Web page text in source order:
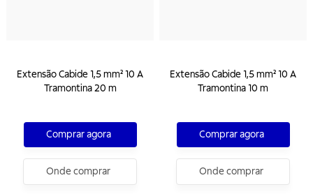
Extensão Cabide 1,5 mm² 10 A
Tramontina 20 m
Comprar agora
Onde comprar
Extensão Cabide 1,5 mm² 10 A
Tramontina 10 m
Comprar agora
Onde comprar